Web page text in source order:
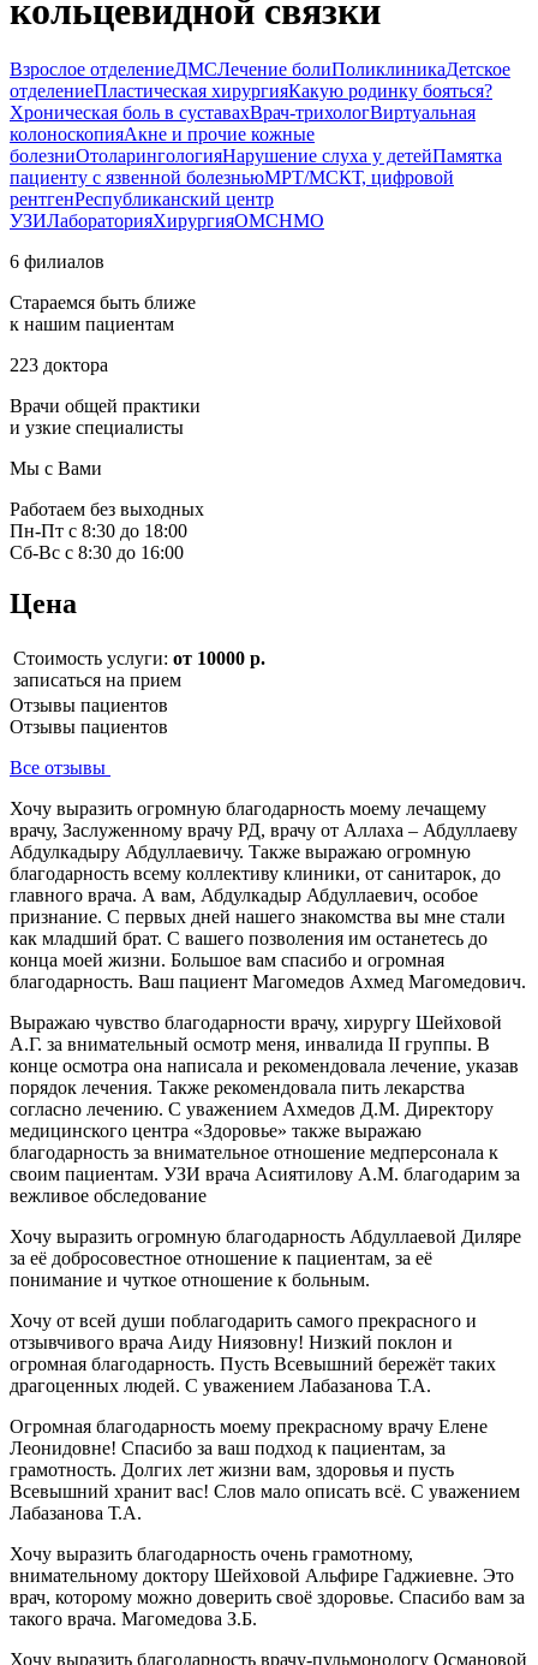
кольцевидной связки
Взрослое отделениеДМСЛечение болиПоликлиникаДетское
отделениеПластическая хирургияКакую родинку бояться?
Хроническая боль в суставахВрач-трихологВиртуальная
колоноскопияАкне и прочие кожные
болезниОтоларингологияНарушение слуха у детейПамятка
пациенту с язвенной болезньюМРТ/МСКТ, цифровой
рентгенРеспубликанский центр
УЗИЛабораторияХирургияОМСНМО
6 филиалов
Стараемся быть ближе
к нашим пациентам
223 доктора
Врачи общей практики
и узкие специалисты
Мы с Вами
Работаем без выходных
Пн-Пт с 8:30 до 18:00
Сб-Вс с 8:30 до 16:00
Цена
Стоимость услуги: от 10000 р.
записаться на прием
Отзывы пациентов
Отзывы пациентов
Все отзывы
Хочу выразить огромную благодарность моему лечащему
врачу, Заслуженному врачу РД, врачу от Аллаха – Абдуллаеву
Абдулкадыру Абдуллаевичу. Также выражаю огромную
благодарность всему коллективу клиники, от санитарок, до
главного врача. А вам, Абдулкадыр Абдуллаевич, особое
признание. С первых дней нашего знакомства вы мне стали
как младший брат. С вашего позволения им останетесь до
конца моей жизни. Большое вам спасибо и огромная
благодарность. Ваш пациент Магомедов Ахмед Магомедович.
Выражаю чувство благодарности врачу, хирургу Шейховой
А.Г. за внимательный осмотр меня, инвалида II группы. В
конце осмотра она написала и рекомендовала лечение, указав
порядок лечения. Также рекомендовала пить лекарства
согласно лечению. С уважением Ахмедов Д.М. Директору
медицинского центра «Здоровье» также выражаю
благодарность за внимательное отношение медперсонала к
своим пациентам. УЗИ врача Асиятилову А.М. благодарим за
вежливое обследование
Хочу выразить огромную благодарность Абдуллаевой Диляре
за её добросовестное отношение к пациентам, за её
понимание и чуткое отношение к больным.
Хочу от всей души поблагодарить самого прекрасного и
отзывчивого врача Аиду Ниязовну! Низкий поклон и
огромная благодарность. Пусть Всевышний бережёт таких
драгоценных людей. С уважением Лабазанова Т.А.
Огромная благодарность моему прекрасному врачу Елене
Леонидовне! Спасибо за ваш подход к пациентам, за
грамотность. Долгих лет жизни вам, здоровья и пусть
Всевышний хранит вас! Слов мало описать всё. С уважением
Лабазанова Т.А.
Хочу выразить благодарность очень грамотному,
внимательному доктору Шейховой Альфире Гаджиевне. Это
врач, которому можно доверить своё здоровье. Спасибо вам за
такого врача. Магомедова З.Б.
Хочу выразить благодарность врачу-пульмонологу Османовой